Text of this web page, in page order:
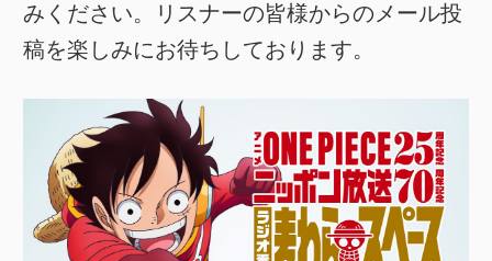
みください。リスナーの皆様からのメール投
稿を楽しみにお待ちしております。